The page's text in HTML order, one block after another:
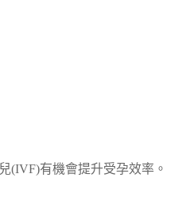
(IVF)有機會提升受孕效率。